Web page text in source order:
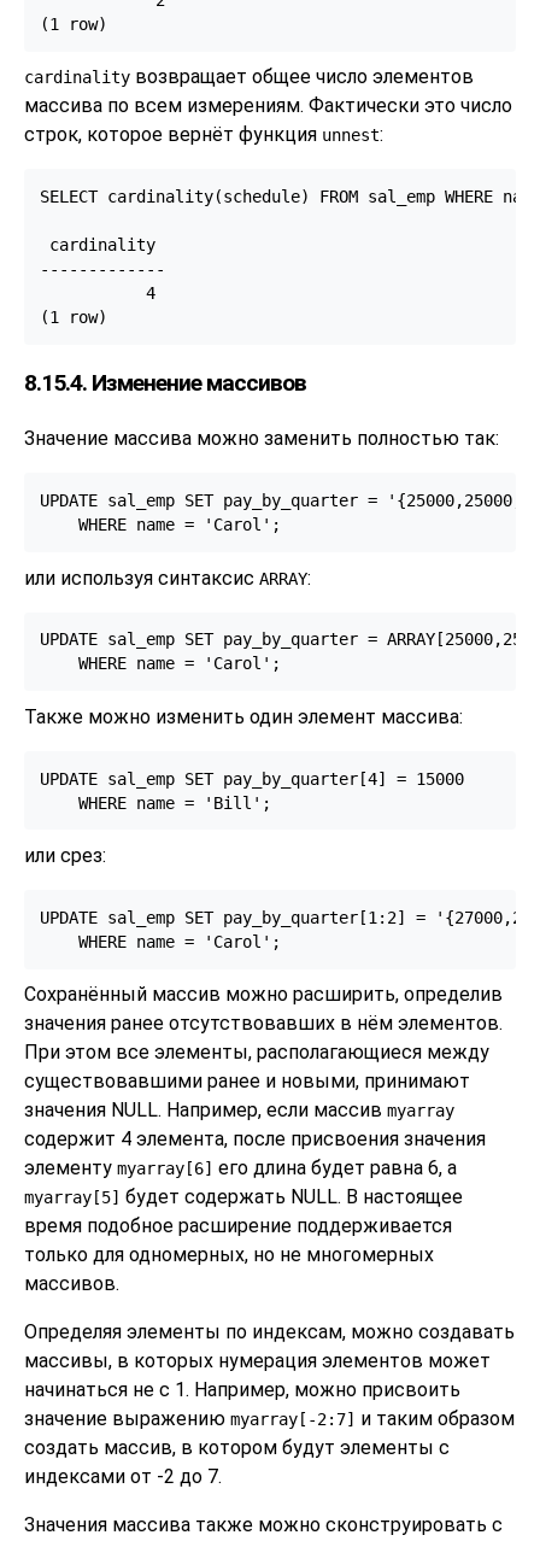
(1 row)
cardinality возвращает общее число элементов
массива по всем измерениям. Фактически это число
строк, которое вернёт функция unnest:
SELECT cardinality(schedule) FROM sal_emp WHERE
cardinality
-------------
           4
(1 row)
8.15.4. Изменение массивов
Значение массива можно заменить полностью так:
UPDATE sal_emp SET pay_by_quarter =
    WHERE name = 'Carol';
или используя синтаксис ARRAY:
UPDATE sal_emp SET pay_by_quarter =
    WHERE name = 'Carol';
Также можно изменить один элемент массива:
UPDATE sal_emp SET pay_by_quarter[4] = 15000
    WHERE name = 'Bill';
или срез:
UPDATE sal_emp SET pay_by_quarter[1:2] =
    WHERE name = 'Carol';
Сохранённый массив можно расширить, определив
значения ранее отсутствовавших в нём элементов.
При этом все элементы, располагающиеся между
существовавшими ранее и новыми, принимают
значения NULL. Например, если массив myarray
содержит 4 элемента, после присвоения значения
элементу myarray[6] его длина будет равна 6, а
myarray[5] будет содержать NULL. В настоящее
время подобное расширение поддерживается
только для одномерных, но не многомерных
массивов.
Определяя элементы по индексам, можно создавать
массивы, в которых нумерация элементов может
начинаться не с 1. Например, можно присвоить
значение выражению myarray[-2:7] и таким образом
создать массив, в котором будут элементы с
индексами от -2 до 7.
Значения массива также можно сконструировать с